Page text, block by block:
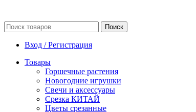
Поиск
Вход / Регистрация
Товары
Горшечные растения
Новогодние игрушки
Свечи и аксессуары
Срезка КИТАЙ
Цветы срезанные